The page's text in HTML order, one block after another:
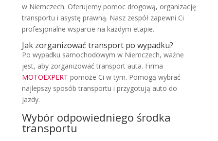
w Niemczech. Oferujemy pomoc drogową, organizację
transportu i asystę prawną. Nasz zespół zapewni Ci
profesjonalne wsparcie na każdym etapie.
Jak zorganizować transport po wypadku?
Po wypadku samochodowym w Niemczech, ważne
jest, aby zorganizować transport auta. Firma
MOTOEXPERT pomoże Ci w tym. Pomogą wybrać
najlepszy sposób transportu i przygotują auto do
jazdy.
Wybór odpowiedniego środka
transportu